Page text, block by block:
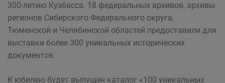
300-летию Кузбасса. 18 федеральных архивов, архивы
регионов Сибирского Федерального округа,
Тюменской и Челябинской областей предоставили для
выставки более 300 уникальных исторических
документов.
К юбилею будет выпущен каталог «100 уникальных